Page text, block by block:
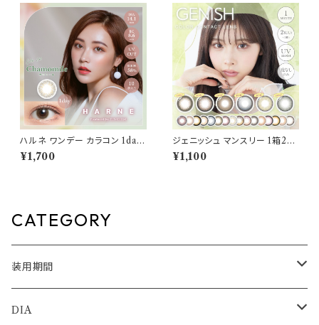
コン カラーコンタクト ナチュラ
ル ブラック ブラウン 裸眼風 フ
チ ベージュ グレー 1日使い捨て
奥目 盛れる水光 自然 透明感 1
日使い捨て 紫外線 UVカット 高
含水
ハルネ ワンデー カラコン 1day
【COLOR：カモミール】1箱10枚
14.1mm てんちむ 度なし 度あ
ヘーゼル ベージュ ブラウン 1日
使い捨て
¥1,700
ジェニッシュ マンスリー 1箱2枚
カラコン 度なし カラーコンタク
ト 1ヶ月 ワンマンス コンタクトレ
¥1,100
CATEGORY
装用期間
1day
DIA